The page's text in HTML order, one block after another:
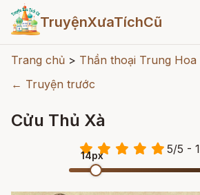
TruyệnXưaTíchCũ
Trang chủ > Thần thoại Trung Hoa
← Truyện trước
Cửu Thủ Xà
5/5 - 1
14px